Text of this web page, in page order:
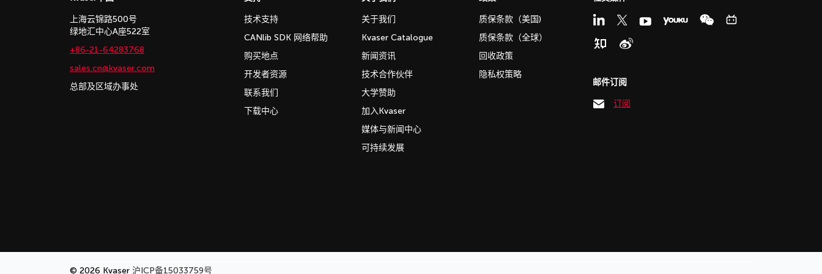
上海云锦路500号
绿地汇中心A座522室
+86-21-64283768
sales.cn@kvaser.com
总部及区域办事处
技术支持
CANlib SDK 网络帮助
购买地点
开发者资源
联系我们
下载中心
关于我们
Kvaser Catalogue
新闻资讯
技术合作伙伴
大学赞助
加入Kvaser
媒体与新闻中心
可持续发展
质保条款（美国)
质保条款（全球）
回收政策
隐私权策略
邮件订阅
订阅
© 2026 Kvaser 沪ICP备15033759号